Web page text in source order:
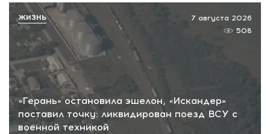
«Герань» остановила эшелон, «Искандер»
поставил точку: ликвидирован поезд ВСУ с
военной техникой
7 августа 2026
508
ЖИЗНЬ